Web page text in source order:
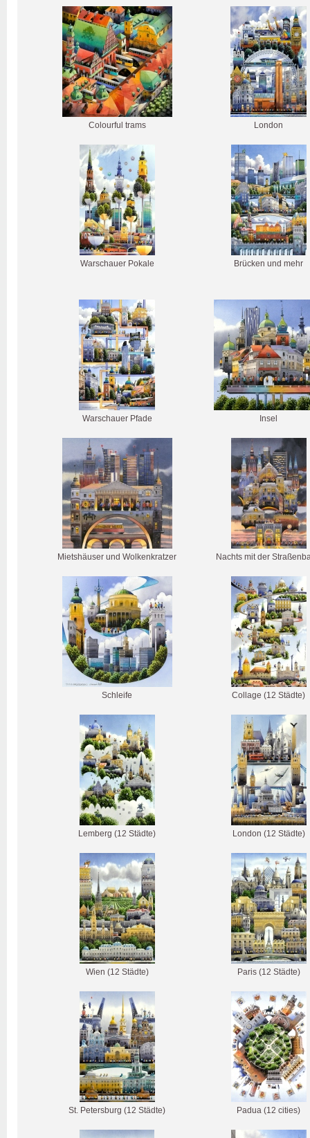
Colourful trams London
Warschauer Pokale Brücken und mehr
Warschauer Pfade Insel
Mietshäuser und Wolkenkratzer Nachts mit der
Schleife Collage (12 Städte)
Lemberg (12 Städte) London (12 Städte)
Wien (12 Städte) Paris (12 Städte)
St. Petersburg (12 Städte) Padua (12 cities)